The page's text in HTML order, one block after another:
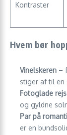
Kontraster
Hvem bør
Vinelskeren –
stiger af til en
Fotoglade
og gyldne
Par på
er en